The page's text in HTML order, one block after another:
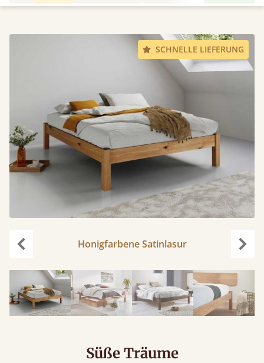
SCHNELLE LIEFERUNG
Honigfarbene Satinlasur
Süße Träume